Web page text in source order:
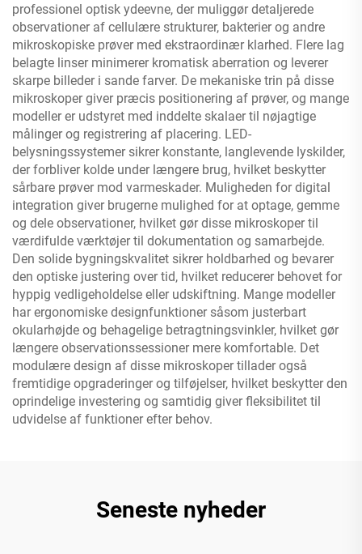
professionel optisk ydeevne, der muliggør detaljerede
observationer af cellulære strukturer, bakterier og andre
mikroskopiske prøver med ekstraordinær klarhed. Flere lag
belagte linser minimerer kromatisk aberration og leverer
skarpe billeder i sande farver. De mekaniske trin på disse
mikroskoper giver præcis positionering af prøver, og mange
modeller er udstyret med inddelte skalaer til nøjagtige
målinger og registrering af placering. LED-
belysningssystemer sikrer konstante, langlevende lyskilder,
der forbliver kolde under længere brug, hvilket beskytter
sårbare prøver mod varmeskader. Muligheden for digital
integration giver brugerne mulighed for at optage, gemme
og dele observationer, hvilket gør disse mikroskoper til
værdifulde værktøjer til dokumentation og samarbejde.
Den solide bygningskvalitet sikrer holdbarhed og bevarer
den optiske justering over tid, hvilket reducerer behovet for
hyppig vedligeholdelse eller udskiftning. Mange modeller
har ergonomiske designfunktioner såsom justerbart
okularhøjde og behagelige betragtningsvinkler, hvilket gør
længere observationssessioner mere komfortable. Det
modulære design af disse mikroskoper tillader også
fremtidige opgraderinger og tilføjelser, hvilket beskytter den
oprindelige investering og samtidig giver fleksibilitet til
udvidelse af funktioner efter behov.
Seneste nyheder